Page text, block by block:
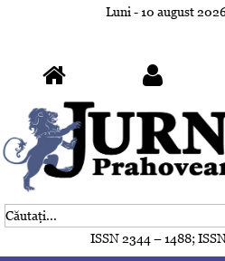
Luni - 10 august
ISSN 2344 – 1488;